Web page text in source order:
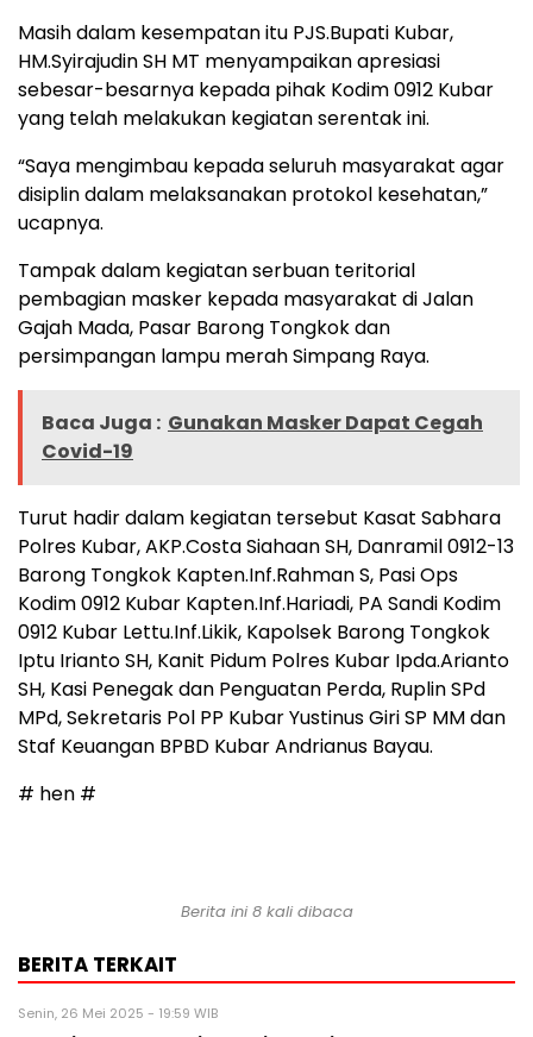
Masih dalam kesempatan itu PJS.Bupati Kubar,
HM.Syirajudin SH MT menyampaikan apresiasi
sebesar-besarnya kepada pihak Kodim 0912 Kubar
yang telah melakukan kegiatan serentak ini.
“Saya mengimbau kepada seluruh masyarakat agar
disiplin dalam melaksanakan protokol kesehatan,”
ucapnya.
Tampak dalam kegiatan serbuan teritorial
pembagian masker kepada masyarakat di Jalan
Gajah Mada, Pasar Barong Tongkok dan
persimpangan lampu merah Simpang Raya.
Baca Juga : Gunakan Masker Dapat Cegah
Covid-19
Turut hadir dalam kegiatan tersebut Kasat Sabhara
Polres Kubar, AKP.Costa Siahaan SH, Danramil 0912-13
Barong Tongkok Kapten.Inf.Rahman S, Pasi Ops
Kodim 0912 Kubar Kapten.Inf.Hariadi, PA Sandi Kodim
0912 Kubar Lettu.Inf.Likik, Kapolsek Barong Tongkok
Iptu Irianto SH, Kanit Pidum Polres Kubar Ipda.Arianto
SH, Kasi Penegak dan Penguatan Perda, Ruplin SPd
MPd, Sekretaris Pol PP Kubar Yustinus Giri SP MM dan
Staf Keuangan BPBD Kubar Andrianus Bayau.
# hen #
Berita ini 8 kali dibaca
BERITA TERKAIT
Senin, 26 Mei 2025 - 19:59 WIB